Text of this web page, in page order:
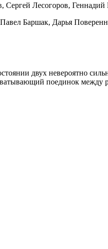
Сергей Лесогоров,
Баршак, Дарья
двух невероятно
поединок между